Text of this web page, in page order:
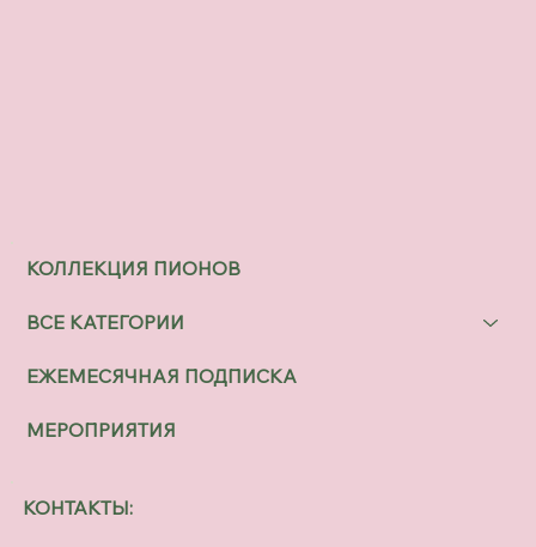
КОЛЛЕКЦИЯ ПИОНОВ
ВСЕ КАТЕГОРИИ
ЕЖЕМЕСЯЧНАЯ ПОДПИСКА
МЕРОПРИЯТИЯ
КОНТАКТЫ: